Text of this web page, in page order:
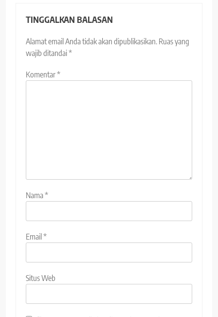
TINGGALKAN BALASAN
Alamat email Anda tidak akan dipublikasikan. Ruas yang
wajib ditandai*
Komentar*
Nama*
Email*
Situs Web